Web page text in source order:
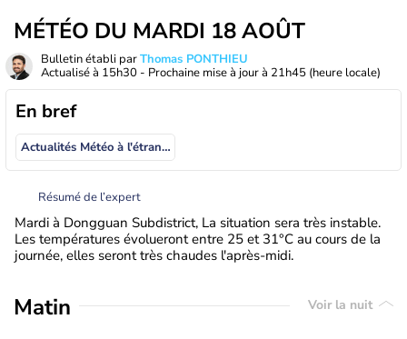
MÉTÉO DU MARDI 18 AOÛT
Bulletin établi parThomas PONTHIEU
Actualisé à 15h30 - Prochaine mise à jour à 21h45 (heure locale)
En bref
Actualités Météo à l'étranger
Résumé de l’expert
Mardi à Dongguan Subdistrict, La situation sera très instable.
Les températures évolueront entre 25 et 31°C au cours de la
journée, elles seront très chaudes l'après-midi.
Matin Voir la nuit